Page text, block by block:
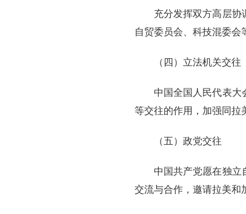
充分发挥双方高层协
自贸委员会、科技混委会
（四）立法机关交往
中国全国人民代表大
等交往的作用，加强同拉
（五）政党交往
中国共产党愿在独立
交流与合作，邀请拉美和